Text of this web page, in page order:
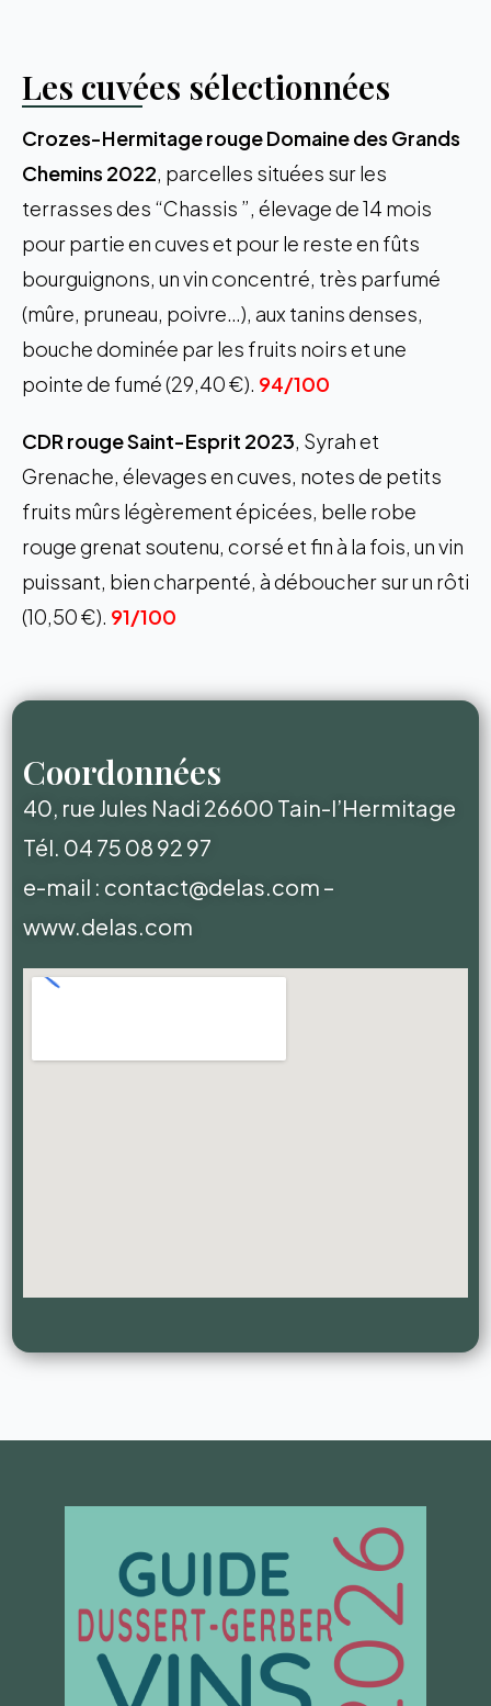
Les cuvées sélectionnées
Crozes-Hermitage rouge Domaine des Grands
Chemins 2022 , parcelles situées sur les
terrasses des “Chassis ”, élevage de 14 mois
pour partie en cuves et pour le reste en fûts
bourguignons, un vin concentré, très parfumé
(mûre, pruneau, poivre…), aux tanins denses,
bouche dominée par les fruits noirs et une
pointe de fumé (29,40 €). 94/100
CDR rouge Saint-Esprit 2023 , Syrah et
Grenache, élevages en cuves, notes de petits
fruits mûrs légèrement épicées, belle robe
rouge grenat soutenu, corsé et fin à la fois, un vin
puissant, bien charpenté, à déboucher sur un rôti
(10,50 €). 91/100
Coordonnées
40, rue Jules Nadi 26600 Tain-l’Hermitage
Tél. 04 75 08 92 97
e-mail : contact@delas.com –
www.delas.com